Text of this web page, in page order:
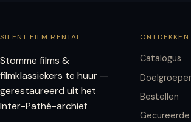
SILENT FILM RENTAL
Stomme films &
filmklassiekers te huur —
gerestaureerd uit het
Inter-Pathé-archief
ONTDEKKEN
Catalogus
Bestellen